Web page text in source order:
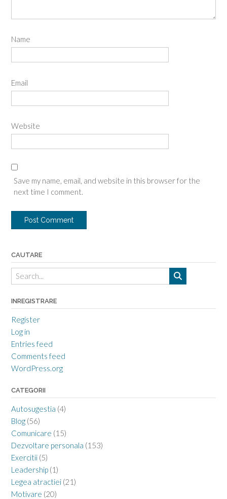
Name
Email
Website
Save my name, email, and website in this browser for the
next time I comment.
CAUTARE
INREGISTRARE
Register
Log in
Entries feed
Comments feed
WordPress.org
CATEGORII
Autosugestia (4)
Blog (56)
Comunicare (15)
Dezvoltare personala (153)
Exercitii (5)
Leadership (1)
Legea atractiei (21)
Motivare (20)